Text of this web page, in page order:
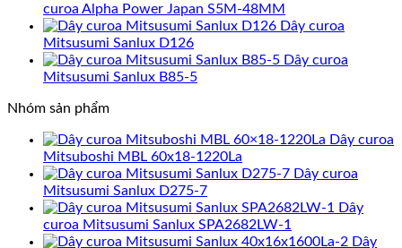
curoa Alpha Power Japan S5M-48MM
Dây curoa
Mitsusumi Sanlux D126
Dây curoa
Mitsusumi Sanlux B85-5
Nhóm sản phẩm
Dây curoa
Mitsuboshi MBL 60x18-1220La
Dây curoa
Mitsusumi Sanlux D275-7
Dây
curoa Mitsusumi Sanlux SPA2682LW-1
Dây